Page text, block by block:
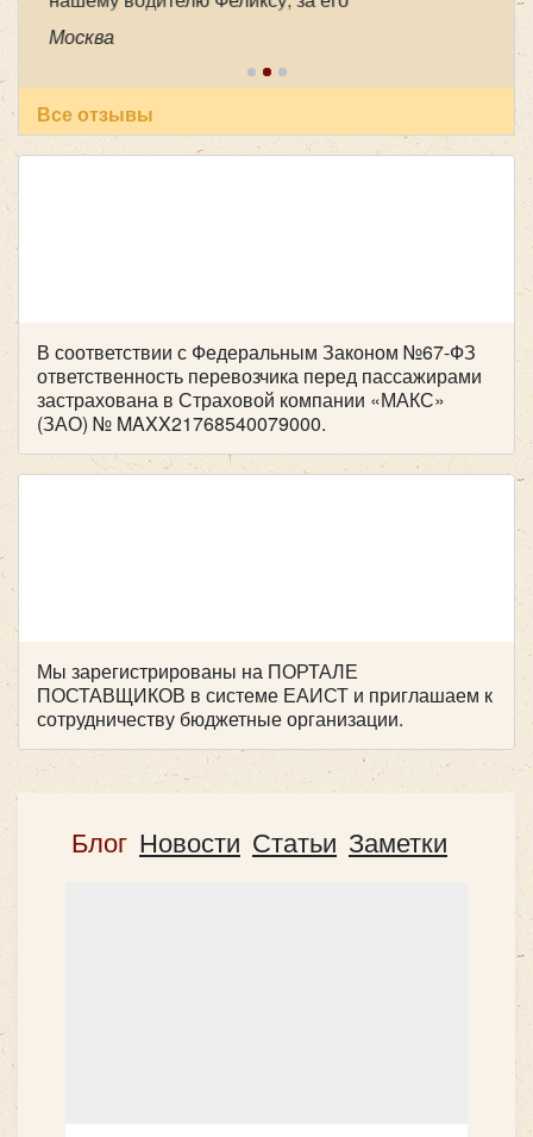
пунктуальность . Побольше таких бы
специалистов! Очень приятный человек! В
автобусе всегда чисто, опрятно. Всем
рекомендуем пользоваться вашей транспортной
компанией , все слажено и главное надежно!
Желаем успехов и процветания !
Москва
Все отзывы
В соответствии с Федеральным Законом №67-ФЗ
ответственность перевозчика перед пассажирами
застрахована в Страховой компании «МАКС»
(ЗАО) № MAXX21768540079000.
Мы зарегистрированы на ПОРТАЛЕ
ПОСТАВЩИКОВ в системе ЕАИСТ и приглашаем к
сотрудничеству бюджетные организации.
Блог Новости Статьи Заметки